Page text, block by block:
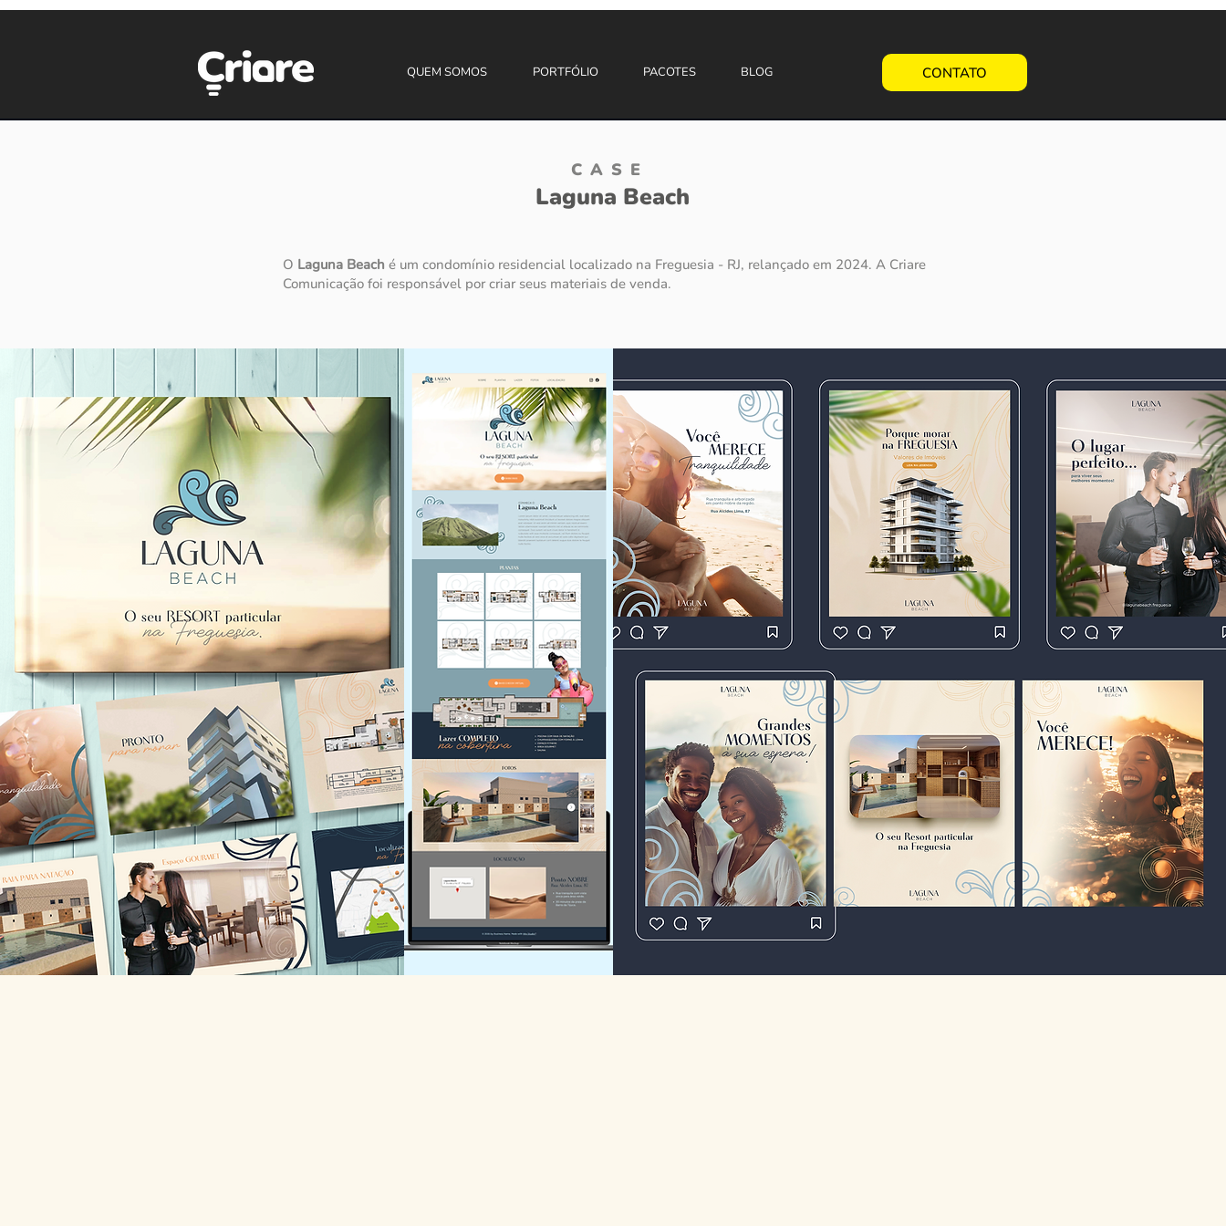
QUEM SOMOS PORTFÓLIO PACOTES BLOG CONTATO
CASE
Laguna Beach
O Laguna Beach é um condomínio residencial localizado na Freguesia - RJ, relançado em 2024. A Criare
Comunicação foi responsável por criar seus materiais de venda.